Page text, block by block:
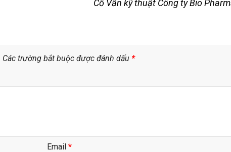
Cố Vấn kỹ thuật Công ty Bio
Các trường bắt buộc được đánh dấu *
Email*